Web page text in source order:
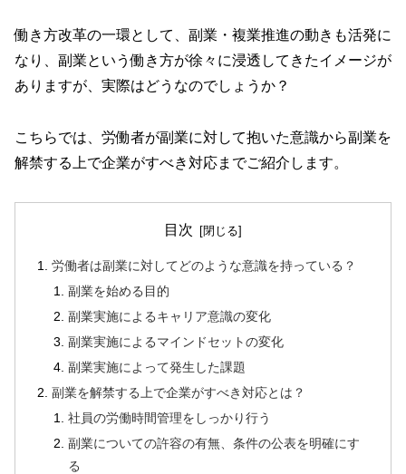
働き方改革の一環として、副業・複業推進の動きも活発に
なり、副業という働き方が徐々に浸透してきたイメージが
ありますが、実際はどうなのでしょうか？
こちらでは、労働者が副業に対して抱いた意識から副業を
解禁する上で企業がすべき対応までご紹介します。
目次
労働者は副業に対してどのような意識を持っている？
副業を始める目的
副業実施によるキャリア意識の変化
副業実施によるマインドセットの変化
副業実施によって発生した課題
副業を解禁する上で企業がすべき対応とは？
社員の労働時間管理をしっかり行う
副業についての許容の有無、条件の公表を明確にす
る